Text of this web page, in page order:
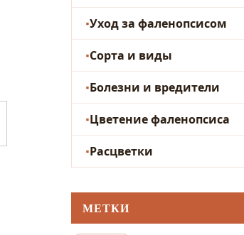
Уход за фаленопсисом
Сорта и виды
Болезни и вредители
Цветение фаленопсиса
Расцветки
МЕТКИ